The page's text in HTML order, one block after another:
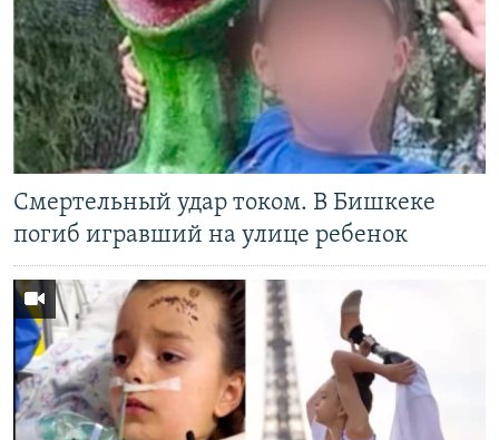
Смертельный удар током. В Бишкеке
погиб игравший на улице ребенок